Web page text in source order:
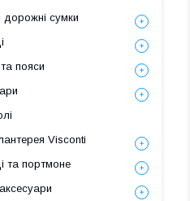
дорожні сумки
пояси
Visconti
та портмоне